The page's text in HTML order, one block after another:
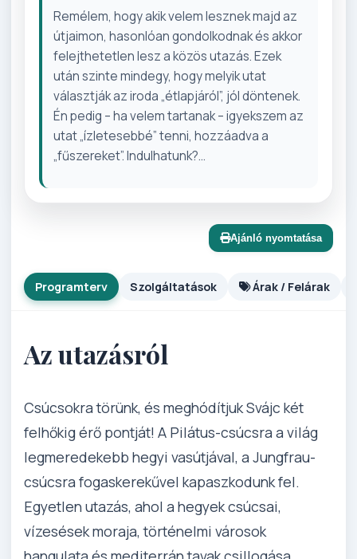
Remélem, hogy akik velem lesznek majd az
útjaimon, hasonlóan gondolkodnak és akkor
felejthetetlen lesz a közös utazás. Ezek
után szinte mindegy, hogy melyik utat
választják az iroda „étlapjáról”, jól döntenek.
Én pedig – ha velem tartanak – igyekszem az
utat „ízletesebbé” tenni, hozzáadva a
„fűszereket”. Indulhatunk?...
Ajánló nyomtatása
Programterv Szolgáltatások Árak / Felárak
Az utazásról
Csúcsokra törünk, és meghódítjuk Svájc két
felhőkig érő pontját! A Pilátus-csúcsra a világ
legmeredekebb hegyi vasútjával, a Jungfrau-
csúcsra fogaskerekűvel kapaszkodunk fel.
Egyetlen utazás, ahol a hegyek csúcsai,
vízesések moraja, történelmi városok